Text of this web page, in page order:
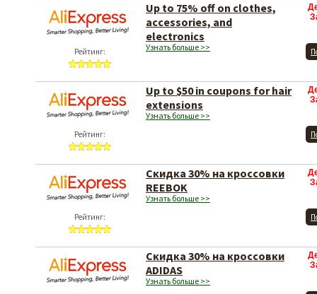
Рейтинг:
Up to 75% off on clothes,
accessories, and
electronics
Узнать больше >>
Рейтинг:
Up to $50 in coupons for hair
extensions
Узнать больше >>
Рейтинг:
Скидка 30% на кроссовки
REEBOK
Узнать больше >>
Скидка 30% на кроссовки
ADIDAS
Узнать больше >>